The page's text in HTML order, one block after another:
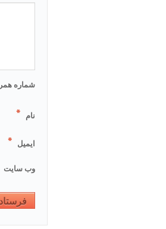
شماره
نام *
ایمیل *
وب‌ سایت